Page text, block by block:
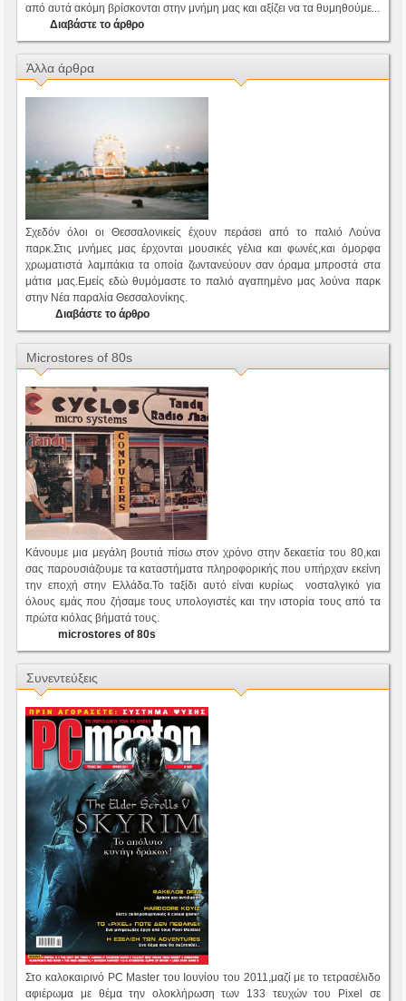
από αυτά ακόμη βρίσκονται στην μνήμη μας και αξίζει να τα θυμηθούμε...
Διαβάστε το άρθρο
Άλλα άρθρα
Σχεδόν όλοι οι Θεσσαλονικείς έχουν περάσει από το παλιό Λούνα
παρκ.Στις μνήμες μας έρχονται μουσικές γέλια και φωνές,και όμορφα
χρωματιστά λαμπάκια τα οποία ζωντανεύουν σαν όραμα μπροστά στα
μάτια μας.Εμείς εδώ θυμόμαστε το παλιό αγαπημένο μας λούνα παρκ
στην Νέα παραλία Θεσσαλονίκης.
Διαβάστε το άρθρο
Microstores of 80s
Κάνουμε μια μεγάλη βουτιά πίσω στον χρόνο στην δεκαετία του 80,και
σας παρουσιάζουμε τα καταστήματα πληροφορικής που υπήρχαν εκείνη
την εποχή στην Ελλάδα.Το ταξίδι αυτό είναι κυρίως νοσταλγικό για
όλους εμάς που ζήσαμε τους υπολογιστές και την ιστορία τους από τα
πρώτα κιόλας βήματά τους.
microstores of 80s
Συνεντεύξεις
Στο καλοκαιρινό PC Master του Ιουνίου του 2011,μαζί με το τετρασέλιδο
αφιέρωμα με θέμα την ολοκλήρωση των 133 τευχών του Pixel σε